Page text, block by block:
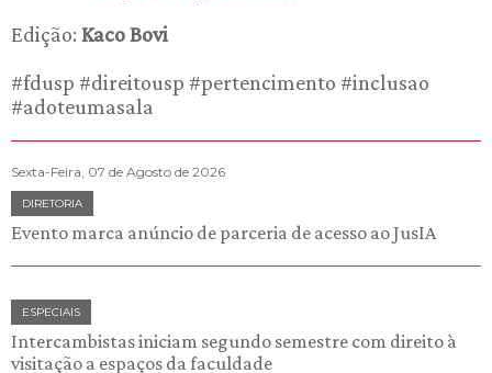
Edição: Kaco Bovi
#fdusp #direitousp #pertencimento #inclusao
#adoteumasala
Sexta-Feira, 07 de Agosto de 2026
DIRETORIA
Evento marca anúncio de parceria de acesso ao JusIA
ESPECIAIS
Intercambistas iniciam segundo semestre com direito à
visitação a espaços da faculdade